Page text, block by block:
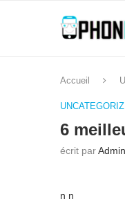
Accueil
6
écrit parAdmin
n n